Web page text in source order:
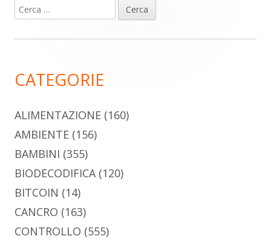
Barra
laterale
Ricerca
per:
CATEGORIE
ALIMENTAZIONE (160)
AMBIENTE (156)
BAMBINI (355)
BIODECODIFICA (120)
BITCOIN (14)
CANCRO (163)
CONTROLLO (555)